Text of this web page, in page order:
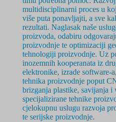
multidisciplinarni proces u
više puta ponavljajti, a sve
rezultati. Naglasak naše
proizvoda, odabiru
proizvodnje te optimizaciji
tehnologiji proizvodnje. Uz
inozemnih kooperanata iz
elektronike, izrade software-
tehnika proizvodnje poput
brizganja plastike, savijanja i
specijalizirane tehnike
cjelokupnu uslugu razvoja
te serijske proizvodnje.